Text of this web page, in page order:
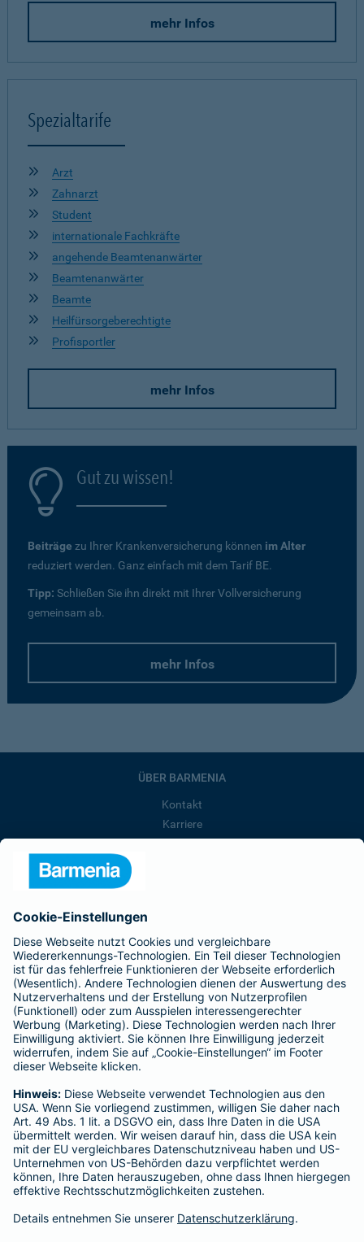
mehr Infos
Spezialtarife
Arzt
Zahnarzt
Student
internationale Fachkräfte
angehende Beamtenanwärter
Beamtenanwärter
Beamte
Heilfürsorgeberechtigte
Profisportler
mehr Infos
Gut zu wissen!
Beiträge zu Ihrer Krankenversicherung können im Alter
reduziert werden. Ganz einfach mit dem Tarif BE.
Tipp: Schließen Sie ihn direkt mit Ihrer Vollversicherung
gemeinsam ab.
mehr Infos
ÜBER BARMENIA
Kontakt
Karriere
Barmenia ist Teil der BarmeniaGothaer
BELIEBTE SEITEN
Kranken-Zusatzversicherung
Tierversicherungen
Haftpflichtversicherung
Hausratversicherung
Adresse ändern
Schaden melden
Kilometerstandsmeldung
Serviceübersicht